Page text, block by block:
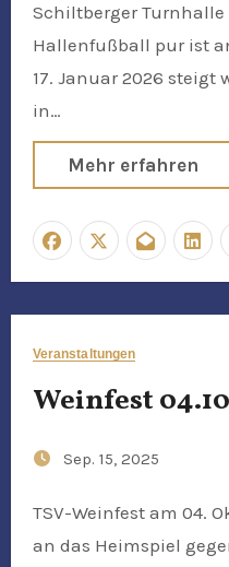
Schiltberger Turnhalle
Hallenfußball pur ist
17. Januar 2026 steigt
in…
Mehr erfahren
Veranstaltungen
Weinfest
Sep. 15, 2025
TSV-Weinfest am 04. Oktober 2025 Im Anschluss
an das Heimspiel